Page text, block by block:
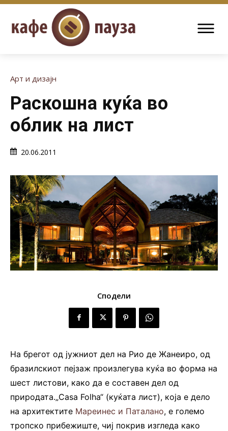
Арт и дизајн
Раскошна куќа во
облик на лист
20.06.2011
Сподели
На брегот од јужниот дел на Рио де Жанеиро, од
бразилскиот пејзаж произлегува куќа во форма на
шест листови, како да е составен дел од
природата.„Casa Folha“ (куќата лист), која е дело
на архитектите Мареинес и Паталано, е големо
тропско прибежиште, чиј покрив изгледа како